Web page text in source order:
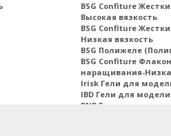
BSG Confiture
Высокая вязкость
BSG Confiture
Низкая вязкость
BSG Полижеле
BSG Confiture
наращивания-
Irisk Гели для
IBD Гели для
PNB Гели для